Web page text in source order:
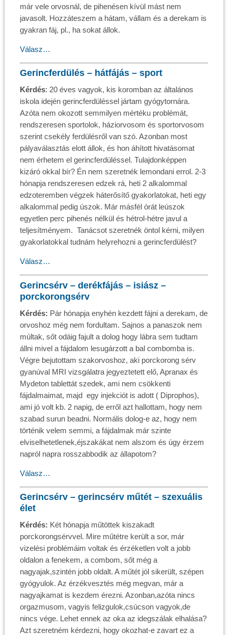
már vele orvosnál, de pihenésen kívül mást nem
javasolt. Hozzáteszem a hátam, vállam és a derekam is
gyakran fáj, pl., ha sokat állok.
Válasz…
Gerincferdülés – hátfájás – sport
Kérdés: 20 éves vagyok, kis koromban az általános
iskola idején gerincferdüléssel jártam gyógytornára.
Azóta nem okozott semmilyen mértéku problémát,
rendszeresen sportolok, háziorvosom és sportorvosom
szerint csekély ferdülésről van szó. Azonban most
pályaválasztás elott állok, és hon áhított hivatásomat
nem érhetem el gerincferdüléssel. Tulajdonképpen
kizáró okkal bír? Én nem szeretnék lemondani errol. 2-3
hónapja rendszeresen edzek rá, heti 2 alkalommal
edzoteremben végzek háterősítő gyakorlatokat, heti egy
alkalommal pedig úszok. Már másfél órát leúszok
egyetlen perc pihenés nélkül és hétrol-hétre javul a
teljesítményem. Tanácsot szeretnék öntol kérni, milyen
gyakorlatokkal tudnám helyrehozni a gerincferdülést?
Válasz…
Gerincsérv – derékfájás – isiász –
porckorongsérv
Kérdés: Pár hónapja enyhén kezdett fájni a derekam, de
orvoshoz még nem fordultam. Sajnos a panaszok nem
múltak, sőt odáig fajult a dolog hogy lábra sem tudtam
állni mivel a fájdalom lesugárzott a bal combomba is.
Végre bejutottam szakorvoshoz, aki porckorong sérv
gyanúval MRI vizsgálatra jegyeztetett elő, Apranax és
Mydeton tablettát szedek, ami nem csökkenti
fájdalmaimat, majd egy injekciót is adott ( Diprophos),
ami jó volt kb. 2 napig, de erről azt hallottam, hogy nem
szabad surun beadni. Normális dolog-e az, hogy nem
történik velem semmi, a fájdalmak már szinte
elviselhetetlenek,éjszakákat nem alszom és úgy érzem
napról napra rosszabbodik az állapotom?
Válasz…
Gerincsérv – gerincsérv műtét – szexuális
élet
Kérdés: Két hónapja műtöttek kiszakadt
porckorongsérvvel. Mire műtétre került a sor, már
vizelési problémáim voltak és érzéketlen volt a jobb
oldalon a fenekem, a combom, sőt még a
nagyajak,szintén jobb oldalt. A műtét jól sikerült, szépen
gyógyulok. Az érzékvesztés még megvan, már a
nagyajkamat is kezdem érezni. Azonban,azóta nincs
orgazmusom, vagyis felizgulok,csúcson vagyok,de
nincs vége. Lehet ennek az oka az idegszálak elhalása?
Azt szeretném kérdezni, hogy okozhat-e zavart ez a